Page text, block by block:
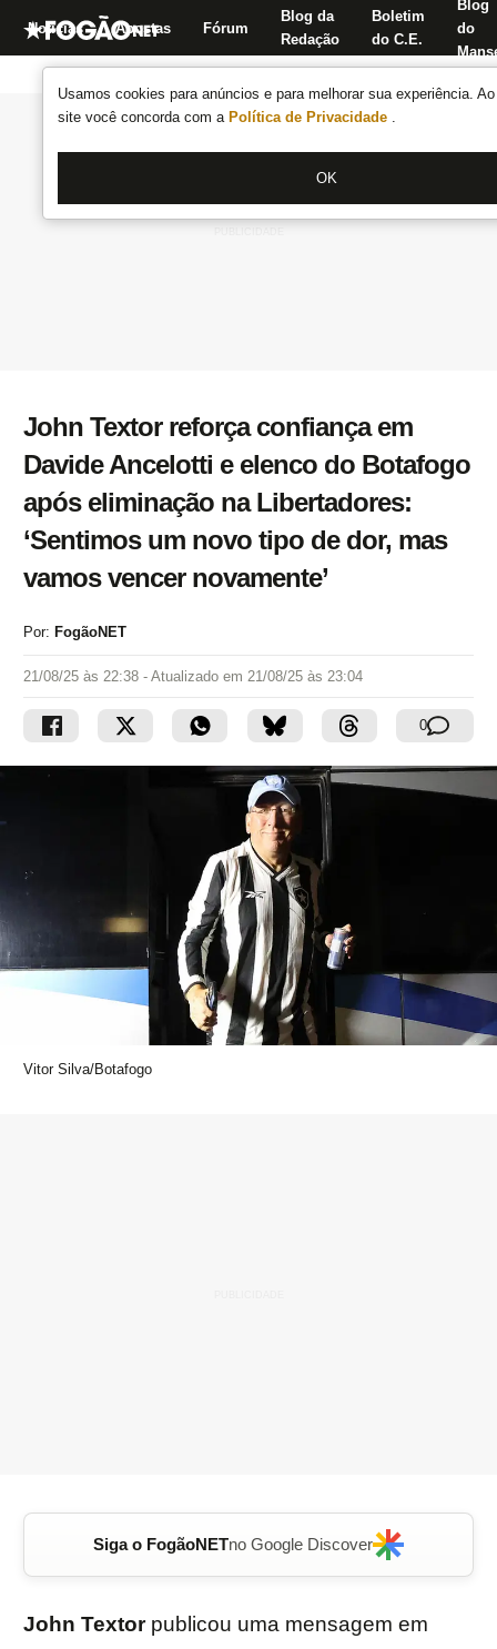
Usamos cookies para anúncios e para melhorar sua experiência.
site você concorda com a Política de Privacidade .
OK
Notícias Apostas Fórum
Blog da
Redação
Boletim
do C.E.
Blog
do
John Textor reforça confiança em
Davide Ancelotti e elenco do Botafogo
após eliminação na Libertadores:
‘Sentimos um novo tipo de dor, mas
vamos vencer novamente’
Por: FogãoNET
21/08/25 às 22:38 - Atualizado em 21/08/25 às 23:04
0
Vitor Silva/Botafogo
Siga o FogãoNETno Google Discover
John Textorpublicou uma mensagem em